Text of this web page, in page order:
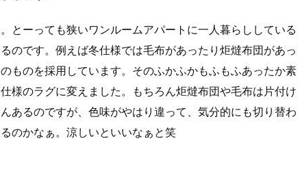
とーっても狭いワンルームアパートに一人暮らししている
のです。例えば冬仕様では毛布があったり炬燵布団があっ
ものを採用しています。そのふかふかもふもふあったか素
様のラグに変えました。もちろん炬燵布団や毛布は片付け
あるのですが、色味がやはり違って、気分的にも切り替わ
のかなぁ。涼しいといいなぁと笑